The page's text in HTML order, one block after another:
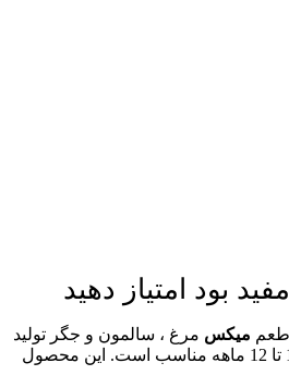
بود امتیاز دهید
طعم میکس مرغ ، سالمون و جگر تولید
شده و برای بچه گربه های 1 تا 12 ماهه مناسب است. این محصول